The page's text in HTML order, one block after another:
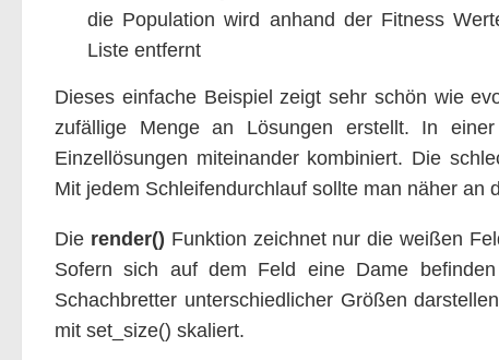
die Population wird anhand der Fitness
Liste entfernt
Dieses einfache Beispiel zeigt sehr schön wie
zufällige Menge an Lösungen erstellt. In
Einzellösungen miteinander kombiniert. Die
Mit jedem Schleifendurchlauf sollte man näher an
Die render() Funktion zeichnet nur die weißen
Sofern sich auf dem Feld eine Dame
Schachbretter unterschiedlicher Größen
mit set_size() skaliert.